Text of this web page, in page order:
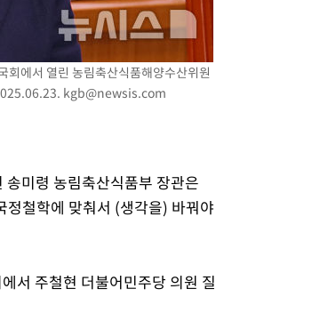
회에서 열린 농림축산식품해양수산위원
kgb@newsis.com
미령 농림축산식품부 장관은
철학에 맞춰서 (생각을) 바꿔야
서 주철현 더불어민주당 의원 질